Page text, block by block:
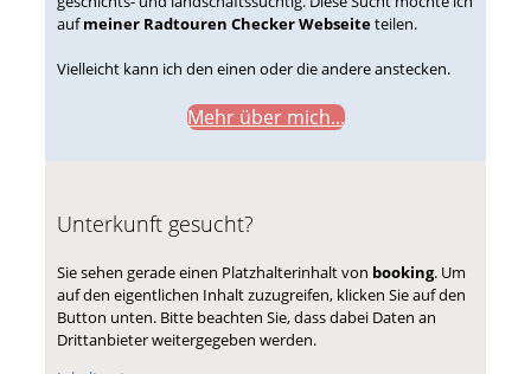
aufmeiner Radtouren Checker Webseiteteilen.
Vielleicht kann ich den einen oder die andere anstecken.
Mehr über mich...
Unterkunft gesucht?
Sie sehen gerade einen Platzhalterinhalt von booking. Um
auf den eigentlichen Inhalt zuzugreifen, klicken Sie auf den
Button unten. Bitte beachten Sie, dass dabei Daten an
Drittanbieter weitergegeben werden.